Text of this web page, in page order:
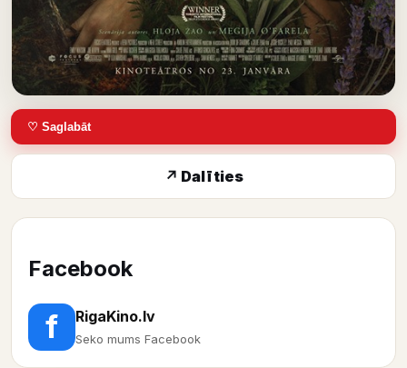
♡ Saglabāt
↗ Dalīties
Facebook
f RigaKino.lv
Seko mums Facebook